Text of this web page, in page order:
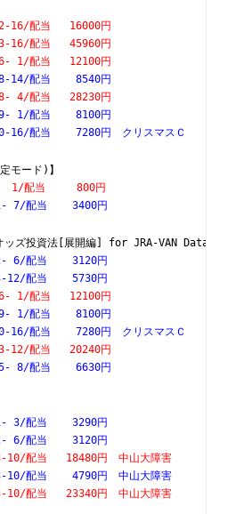
3-12-16/配当   16000円
3-16/配当   45960円
6- 1/配当   12100円
4- 8-14/配当    8540円
8- 4/配当   28230円
9- 1/配当    8100円
16/配当    7280円　クリスマスＣ
モード)】
　　  1/配当     800円
　 1- 7/配当    3400円
オッズ投資法[展開編] for JRA-VAN Data
　 2- 6/配当    3120円
　 3-12/配当    5730円
6- 1/配当   12100円
9- 1/配当    8100円
16/配当    7280円　クリスマスＣ
7-13-12/配当   20240円
3- 5- 8/配当    6630円
　 1- 3/配当    3290円
　 2- 6/配当    3120円
10/配当   18480円　中山大障害
10/配当    4790円　中山大障害
10/配当   23340円　中山大障害